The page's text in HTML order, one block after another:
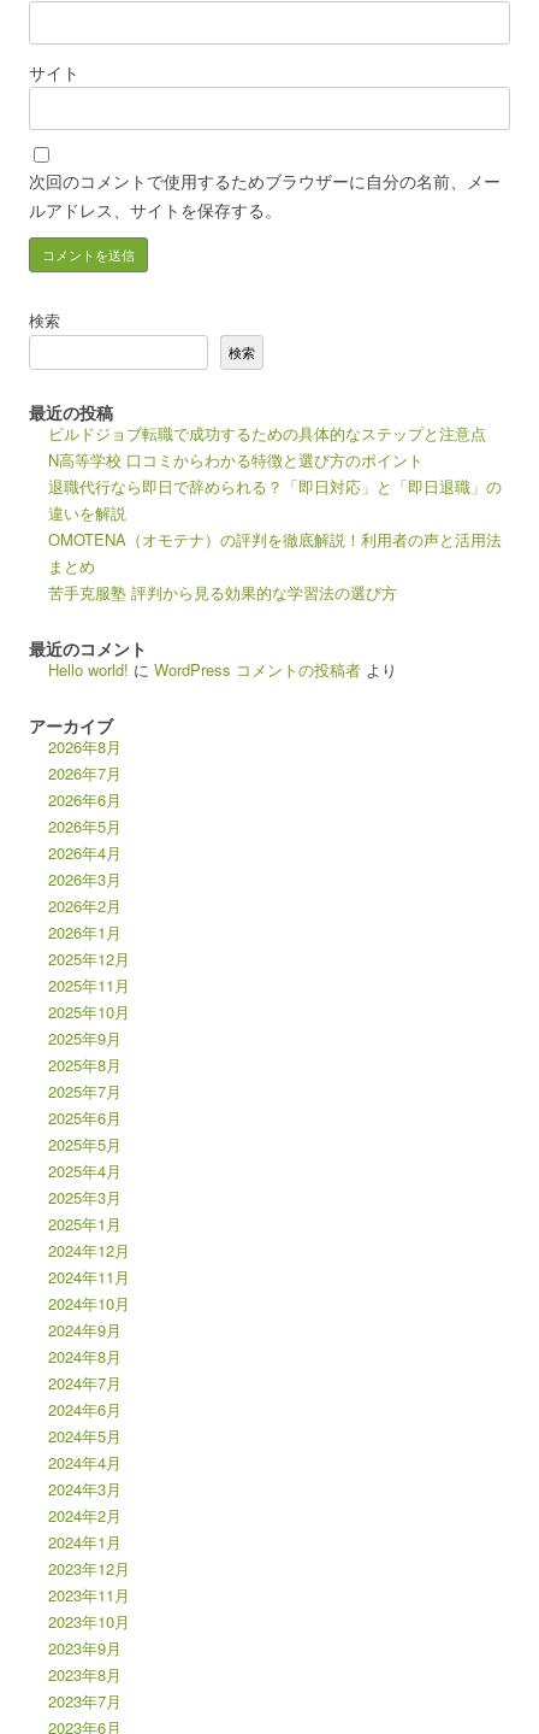
サイト
次回のコメントで使用するためブラウザーに自分の名前、メー
ルアドレス、サイトを保存する。
検索
検索
最近の投稿
ビルドジョブ転職で成功するための具体的なステップと注意点
N高等学校 口コミからわかる特徴と選び方のポイント
退職代行なら即日で辞められる？「即日対応」と「即日退職」の
違いを解説
OMOTENA（オモテナ）の評判を徹底解説！利用者の声と活用法
まとめ
苦手克服塾 評判から見る効果的な学習法の選び方
最近のコメント
Hello world! に WordPress コメントの投稿者 より
アーカイブ
2026年8月
2026年7月
2026年6月
2026年5月
2026年4月
2026年3月
2026年2月
2026年1月
2025年12月
2025年11月
2025年10月
2025年9月
2025年8月
2025年7月
2025年6月
2025年5月
2025年4月
2025年3月
2025年1月
2024年12月
2024年11月
2024年10月
2024年9月
2024年8月
2024年7月
2024年6月
2024年5月
2024年4月
2024年3月
2024年2月
2024年1月
2023年12月
2023年11月
2023年10月
2023年9月
2023年8月
2023年7月
2023年6月